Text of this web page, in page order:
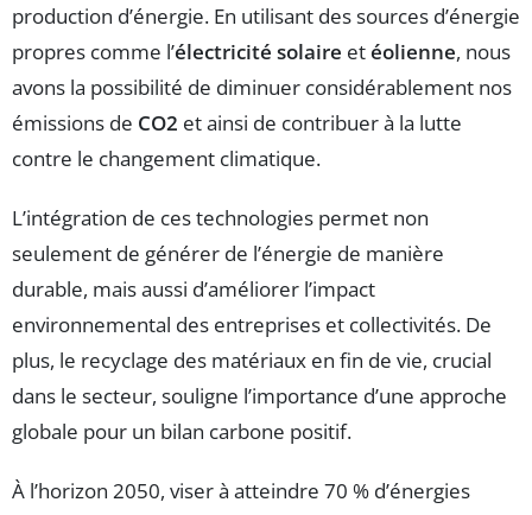
production d’énergie. En utilisant des sources d’énergie
propres comme l’électricité solaire etéolienne, nous
avons la possibilité de diminuer considérablement nos
émissions de CO2 et ainsi de contribuer à la lutte
contre le changement climatique.
L’intégration de ces technologies permet non
seulement de générer de l’énergie de manière
durable, mais aussi d’améliorer l’impact
environnemental des entreprises et collectivités. De
plus, le recyclage des matériaux en fin de vie, crucial
dans le secteur, souligne l’importance d’une approche
globale pour un bilan carbone positif.
À l’horizon 2050, viser à atteindre 70 % d’énergies